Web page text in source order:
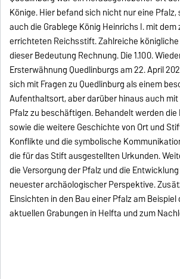
Könige. Hier befand sich nicht nur eine Pfalz,
auch die Grablege König Heinrichs I. mit dem
errichteten Reichsstift. Zahlreiche
dieser Bedeutung Rechnung. Die 1.100.
Ersterwähnung Quedlinburgs am 22. April
sich mit Fragen zu Quedlinburg als einem
Aufenthaltsort, aber darüber hinaus auch
Pfalz zu beschäftigen. Behandelt werden
sowie die weitere Geschichte von Ort und
Konflikte und die symbolische
die für das Stift ausgestellten Urkunden.
die Versorgung der Pfalz und die
neuester archäologischer Perspektive.
Einsichten in den Bau einer Pfalz am Beispiel
aktuellen Grabungen in Helfta und zum